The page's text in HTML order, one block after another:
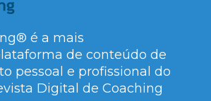
é a mais
de conteúdo de
pessoal e profissional do
Digital de Coaching